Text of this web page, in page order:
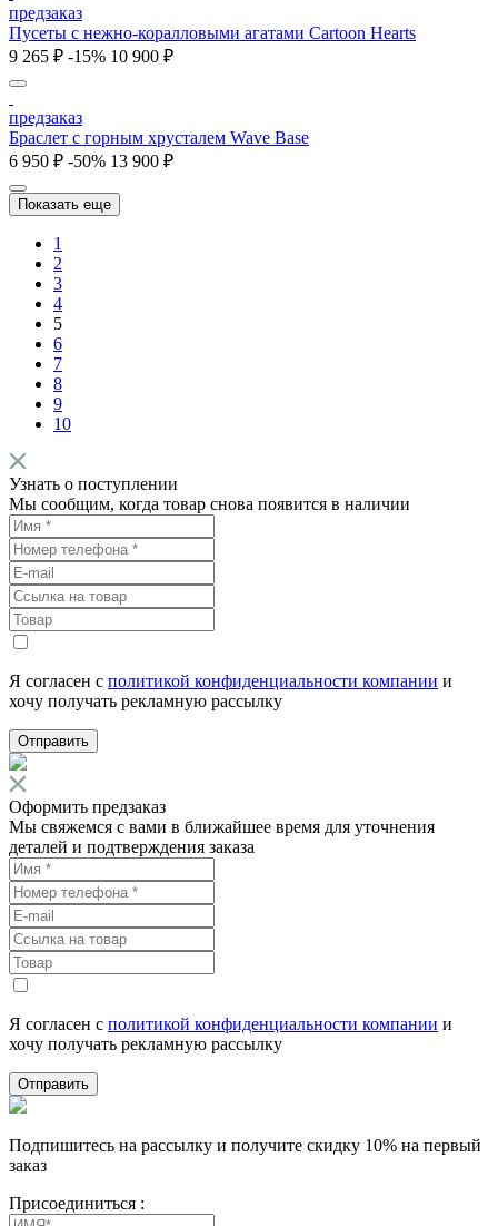
предзаказ
Пусеты c нежно-коралловыми агатами Cartoon Hearts
9 265 ₽ -15% 10 900 ₽
предзаказ
Браслет с горным хрусталем Wave Base
6 950 ₽ -50% 13 900 ₽
Показать еще
1
2
3
4
5
6
7
8
9
10
Узнать о поступлении
Мы сообщим, когда товар снова появится в наличии
Я согласен с политикой конфиденциальности компании и
хочу получать рекламную рассылку
Отправить
Оформить предзаказ
Мы свяжемся с вами в ближайшее время для уточнения
деталей и подтверждения заказа
Я согласен с политикой конфиденциальности компании и
хочу получать рекламную рассылку
Отправить
Подпишитесь на рассылку и получите скидку 10% на первый
заказ
Присоединиться :